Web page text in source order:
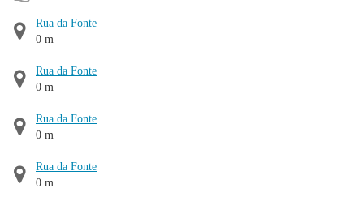
Rua da Fonte
0 m
Rua da Fonte
0 m
Rua da Fonte
0 m
Rua da Fonte
0 m